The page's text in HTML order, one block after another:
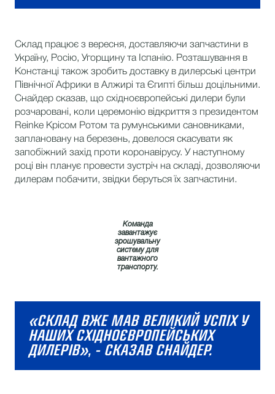
Склад працює з вересня, доставляючи запчастини в
Україну, Росію, Угорщину та Іспанію. Розташування в
Констанці також зробить доставку в дилерські центри
Північної Африки в Алжирі та Єгипті більш доцільними.
Снайдер сказав, що східноєвропейські дилери були
розчаровані, коли церемонію відкриття з президентом
Reinke Крісом Ротом та румунськими сановниками,
заплановану на березень, довелося скасувати як
запобіжний захід проти коронавірусу. У наступному
році він планує провести зустріч на складі, дозволяючи
дилерам побачити, звідки беруться їх запчастини.
Команда
завантажує
зрошувальну
систему для
вантажного
транспорту.
«СКЛАД ВЖЕ МАВ ВЕЛИКИЙ УСПІХ У
НАШИХ СХІДНОЄВРОПЕЙСЬКИХ
ДИЛЕРІВ», - СКАЗАВ СНАЙДЕР.